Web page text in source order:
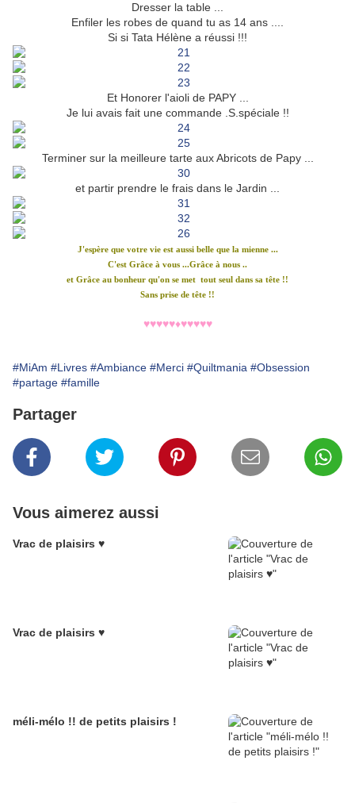
Dresser la table ...
Enfiler les robes de quand tu as 14 ans ....
Si si Tata Hélène a réussi !!!
Et Honorer l'aioli de PAPY ...
Je lui avais fait une commande .S.spéciale !!
Terminer sur la meilleure tarte aux Abricots de Papy ...
et partir prendre le frais dans le Jardin ...
J'espère que votre vie est aussi belle que la mienne ...
C'est Grâce à vous ...Grâce à nous ..
et Grâce au bonheur qu'on se met tout seul dans sa tête !!
Sans prise de tête !!
♥♥♥♥♥♦♥♥♥♥♥
#MiAm #Livres #Ambiance #Merci #Quiltmania #Obsession
#partage #famille
Partager
Vous aimerez aussi
Vrac de plaisirs ♥
Vrac de plaisirs ♥
méli-mélo !! de petits plaisirs !